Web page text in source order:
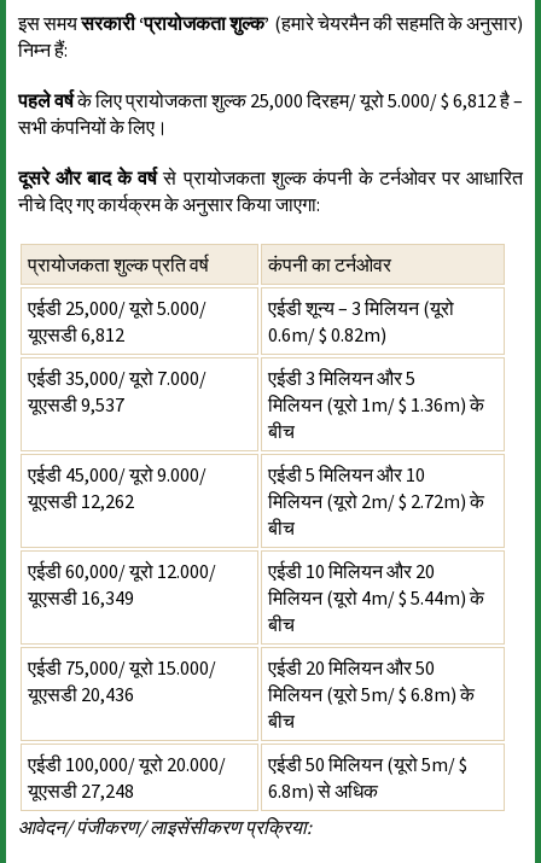
इस समयसरकारी ‘प्रायोजकता शुल्क’ (हमारे चेयरमैन की सहमति के अनुसार)
निम्न हैं:
पहले वर्षके लिए प्रायोजकता शुल्क 25,000 दिरहम/ यूरो 5.000/ $ 6,812 है –
सभी कंपनियों के लिए।
दूसरे और बाद के वर्षसे प्रायोजकता शुल्क कंपनी के टर्नओवर पर आधारित
नीचे दिए गए कार्यक्रम के अनुसार किया जाएगा:
प्रायोजकता शुल्क प्रति वर्ष
कंपनी का टर्नओवर
एईडी 25,000/ यूरो 5.000/
यूएसडी 6,812
एईडी शून्य – 3 मिलियन (यूरो
0.6m/ $ 0.82m)
एईडी 35,000/ यूरो 7.000/
यूएसडी 9,537
एईडी 3 मिलियन और 5
मिलियन (यूरो 1m/ $ 1.36m) के
बीच
एईडी 45,000/ यूरो 9.000/
यूएसडी 12,262
एईडी 5 मिलियन और 10
मिलियन (यूरो 2m/ $ 2.72m) के
बीच
एईडी 60,000/ यूरो 12.000/
यूएसडी 16,349
एईडी 10 मिलियन और 20
मिलियन (यूरो 4m/ $ 5.44m) के
बीच
एईडी 75,000/ यूरो 15.000/
यूएसडी 20,436
एईडी 20 मिलियन और 50
मिलियन (यूरो 5m/ $ 6.8m) के
बीच
एईडी 100,000/ यूरो 20.000/
यूएसडी 27,248
एईडी 50 मिलियन (यूरो 5m/ $
6.8m) से अधिक
आवेदन/ पंजीकरण/ लाइसेंसीकरण प्रक्रिया: